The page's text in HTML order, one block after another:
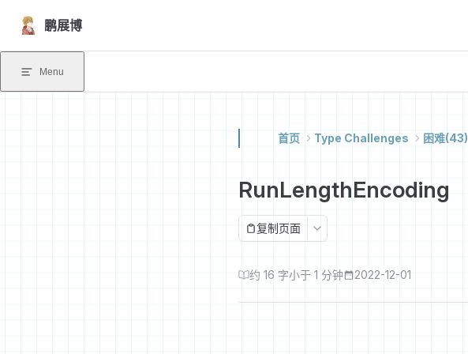
Skip to content
鹏展博
Menu
首页 Type Challenges 困难(43)
RunLengthEncoding
复制页面
约 16 字小于 1 分钟 2022-12-01